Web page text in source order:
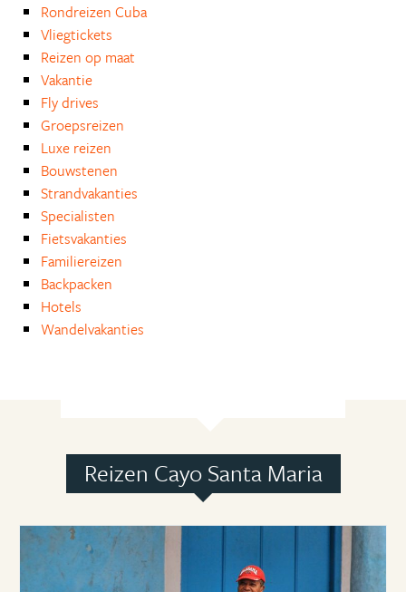
Rondreizen Cuba
Vliegtickets
Reizen op maat
Vakantie
Fly drives
Groepsreizen
Luxe reizen
Bouwstenen
Strandvakanties
Specialisten
Fietsvakanties
Familiereizen
Backpacken
Hotels
Wandelvakanties
Reizen Cayo Santa Maria